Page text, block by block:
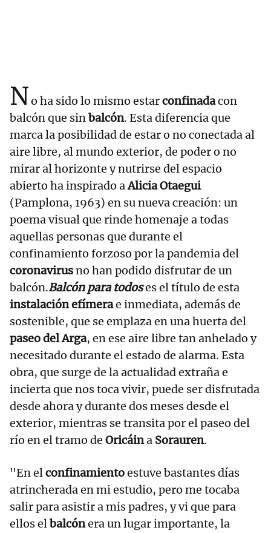
No ha sido lo mismo estarconfinadacon
balcón que sinbalcón. Esta diferencia que
marca la posibilidad de estar o no conectada al
aire libre, al mundo exterior, de poder o no
mirar al horizonte y nutrirse del espacio
abierto ha inspirado aAlicia Otaegui
(Pamplona, 1963) en su nueva creación: un
poema visual que rinde homenaje a todas
aquellas personas que durante el
confinamiento forzoso por la pandemia del
coronavirusno han podido disfrutar de un
balcón.Balcón para todoses el título de esta
instalación efímerae inmediata, además de
sostenible, que se emplaza en una huerta del
paseo del Arga, en ese aire libre tan anhelado y
necesitado durante el estado de alarma. Esta
obra, que surge de la actualidad extraña e
incierta que nos toca vivir, puede ser disfrutada
desde ahora y durante dos meses desde el
exterior, mientras se transita por el paseo del
río en el tramo de Oricáina Sorauren.
"En elconfinamientoestuve bastantes días
atrincherada en mi estudio, pero me tocaba
salir para asistir a mis padres, y vi que para
ellos elbalcónera un lugar importante, la